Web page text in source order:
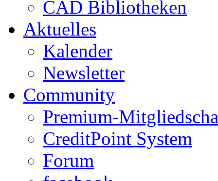
CAD Bibliotheken
Aktuelles
Kalender
Newsletter
Community
Premium-
CreditPoint System
Forum